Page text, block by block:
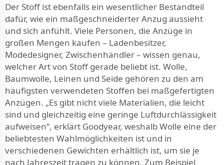
Der Stoff ist ebenfalls ein wesentlicher Bestandteil
dafür, wie ein maßgeschneiderter Anzug aussieht
und sich anfühlt. Viele Personen, die Anzüge in
großen Mengen kaufen – Ladenbesitzer,
Modedesigner, Zwischenhändler – wissen genau,
welcher Art von Stoff gerade beliebt ist. Wolle,
Baumwolle, Leinen und Seide gehören zu den am
häufigsten verwendeten Stoffen bei maßgefertigten
Anzügen. „Es gibt nicht viele Materialien, die leicht
sind und gleichzeitig eine geringe Luftdurchlässigkeit
aufweisen“, erklärt Goodyear, weshalb Wolle eine der
beliebtesten Wahlmöglichkeiten ist und in
verschiedenen Gewichten erhältlich ist, um sie je
nach Jahreszeit tragen zu können. Zum Beispiel